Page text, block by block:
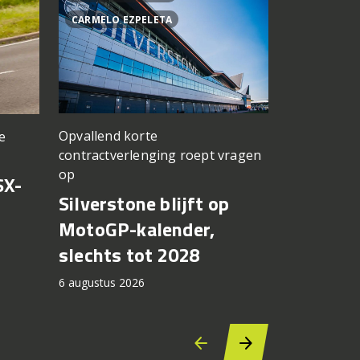
CARMELO EZPELETA
Opvallend korte
contractverlenging roept vragen
op
Silverstone blijft op
MotoGP-kalender,
slechts tot 2028
6 augustus 2026